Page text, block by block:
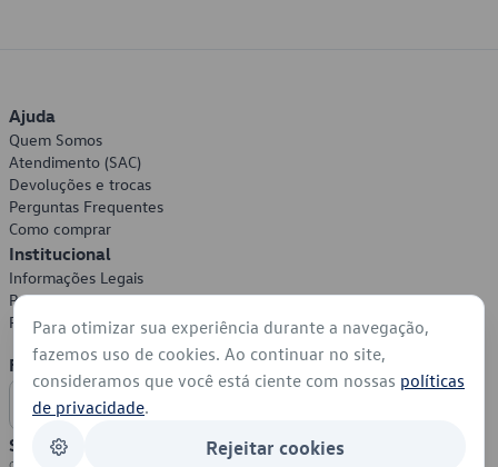
Ajuda
Quem Somos
Atendimento (SAC)
Devoluções e trocas
Perguntas Frequentes
Como comprar
Institucional
Informações Legais
Política de Privacidade
Política de Cookies
Formas de Pagamento
Segurança
Para otimizar sua experiência durante a navegação,
fazemos uso de cookies. Ao continuar no site,
consideramos que você está ciente com nossas políticas
de privacidade.
Rejeitar cookies